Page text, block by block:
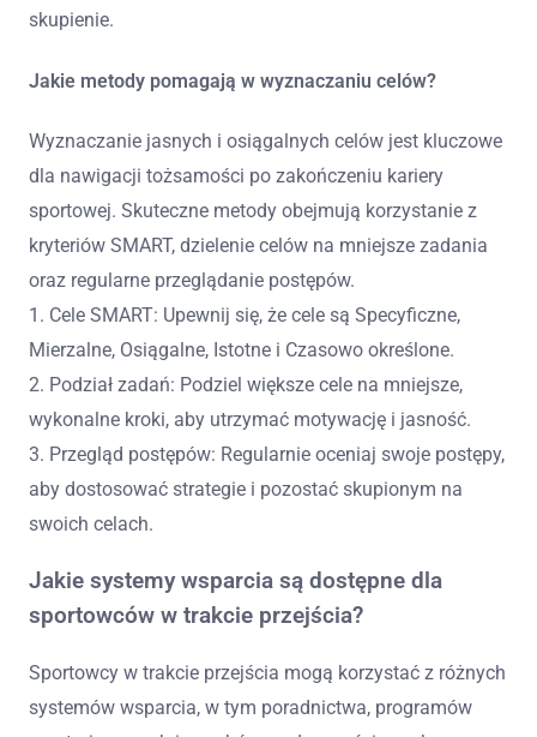
skupienie.
Jakie metody pomagają w wyznaczaniu celów?
Wyznaczanie jasnych i osiągalnych celów jest kluczowe
dla nawigacji tożsamości po zakończeniu kariery
sportowej. Skuteczne metody obejmują korzystanie z
kryteriów SMART, dzielenie celów na mniejsze zadania
oraz regularne przeglądanie postępów.
1. Cele SMART: Upewnij się, że cele są Specyficzne,
Mierzalne, Osiągalne, Istotne i Czasowo określone.
2. Podział zadań: Podziel większe cele na mniejsze,
wykonalne kroki, aby utrzymać motywację i jasność.
3. Przegląd postępów: Regularnie oceniaj swoje postępy,
aby dostosować strategie i pozostać skupionym na
swoich celach.
Jakie systemy wsparcia są dostępne dla
sportowców w trakcie przejścia?
Sportowcy w trakcie przejścia mogą korzystać z różnych
systemów wsparcia, w tym poradnictwa, programów